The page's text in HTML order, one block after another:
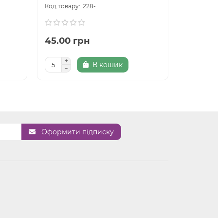
228-
45.00 грн
В кошик
Оформити підписку